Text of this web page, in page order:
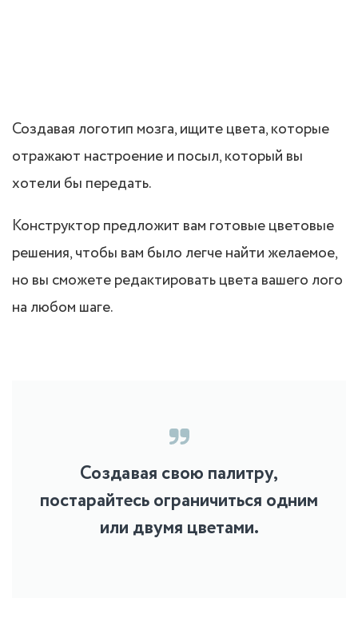
Создавая логотип мозга, ищите цвета, которые
отражают настроение и посыл, который вы
хотели бы передать.
Конструктор предложит вам готовые цветовые
решения, чтобы вам было легче найти желаемое,
но вы сможете редактировать цвета вашего лого
на любом шаге.
Создавая свою палитру,
постарайтесь ограничиться одним
или двумя цветами.